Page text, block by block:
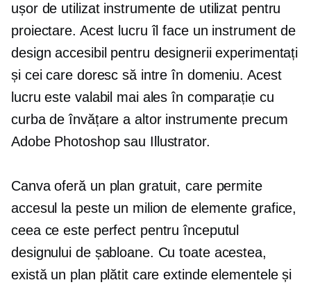
ușor de utilizatinstrumente de utilizat pentru
proiectare. Acest lucru îl face un instrument de
design accesibil pentru designerii experimentați
și cei care doresc să intre în domeniu. Acest
lucru este valabil mai ales în comparație cu
curba de învățare a altor instrumente precum
Adobe Photoshop sau Illustrator.
Canva oferă un plan gratuit, care permite
accesul la peste un milion de elemente grafice,
ceea ce este perfect pentru începutul
designului de șabloane. Cu toate acestea,
există un plan plătit care extinde elementele și